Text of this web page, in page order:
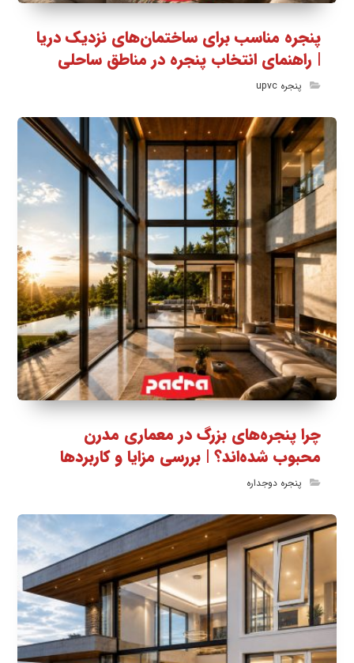
پنجره مناسب برای ساختمان‌های نزدیک دریا
| راهنمای انتخاب پنجره در مناطق ساحلی
پنجره upvc
چرا پنجره‌های بزرگ در معماری مدرن
محبوب شده‌اند؟ | بررسی مزایا و کاربردها
پنجره دوجداره